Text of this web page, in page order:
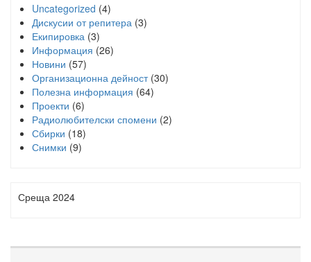
Uncategorized (4)
Дискусии от репитера (3)
Екипировка (3)
Информация (26)
Новини (57)
Организационна дейност(30)
Полезна информация (64)
Проекти (6)
Радиолюбителски спомени (2)
Сбирки (18)
Снимки (9)
Среща 2024